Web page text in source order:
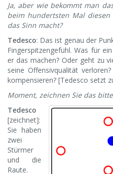
Ja, aber wie bekommt man
beim hundertsten Mal
das Sinn macht?
Tedesco: Das ist genau der
Fingerspitzengefühl. Was für
er das machen? Oder geht zu
seine Offensivqualität
kompensieren? [Tedesco setzt
Moment, zeichnen Sie das
Tedesco
[zeichnet]:
Sie haben
zwei
Stürmer
und die
Raute.